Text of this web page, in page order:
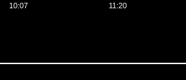
10:07 11:20